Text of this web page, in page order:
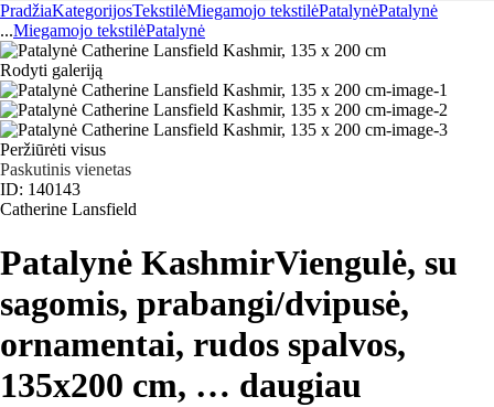
PradžiaKategorijosTekstilėMiegamojo tekstilėPatalynėPatalynė
...Miegamojo tekstilėPatalynė
Rodyti galeriją
Peržiūrėti visus
Paskutinis vienetas
ID: 140143
Catherine Lansfield
Patalynė KashmirViengulė, su
sagomis, prabangi/dvipusė,
ornamentai, rudos spalvos,
135x200 cm, … daugiau